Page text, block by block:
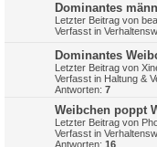
Dominantes
Letzter Beitrag von
Verfasst in
Dominantes
Letzter Beitrag von
Verfasst in Haltung &
Antworten: 7
Weibchen poppt
Letzter Beitrag von
Verfasst in
Antworten: 16